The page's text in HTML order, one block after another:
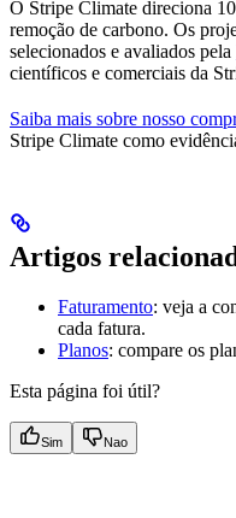
O Stripe Climate direciona
remoção de carbono. Os
selecionados e avaliados pela
científicos e comerciais da
Saiba mais sobre nosso
Stripe Climate como
Artigos
Faturamento: veja a
cada fatura.
Planos: compare os
Esta página foi útil?
Sim Nao